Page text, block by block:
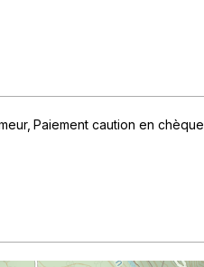
Paiement caution en chèque